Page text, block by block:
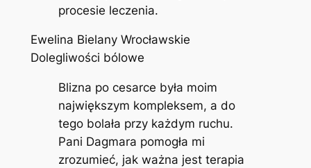
procesie leczenia.
Ewelina Bielany Wrocławskie
Dolegliwości bólowe
Blizna po cesarce była moim
największym kompleksem, a do
tego bolała przy każdym ruchu.
Pani Dagmara pomogła mi
zrozumieć, jak ważna jest terapia